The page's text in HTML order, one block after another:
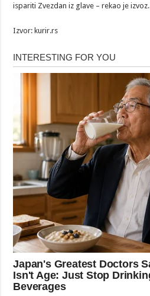
ispariti Zvezdan iz glave – rekao je izvoz.
Izvor: kurir.rs